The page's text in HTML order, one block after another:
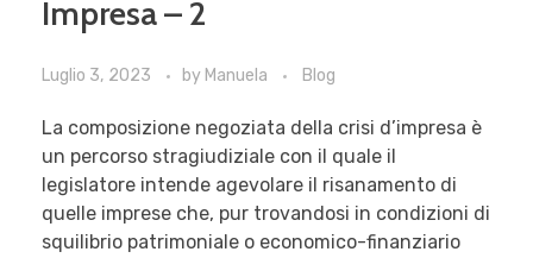
Impresa – 2
Luglio 3, 2023 by Manuela Blog
La composizione negoziata della crisi d’impresa è
un percorso stragiudiziale con il quale il
legislatore intende agevolare il risanamento di
quelle imprese che, pur trovandosi in condizioni di
squilibrio patrimoniale o economico-finanziario